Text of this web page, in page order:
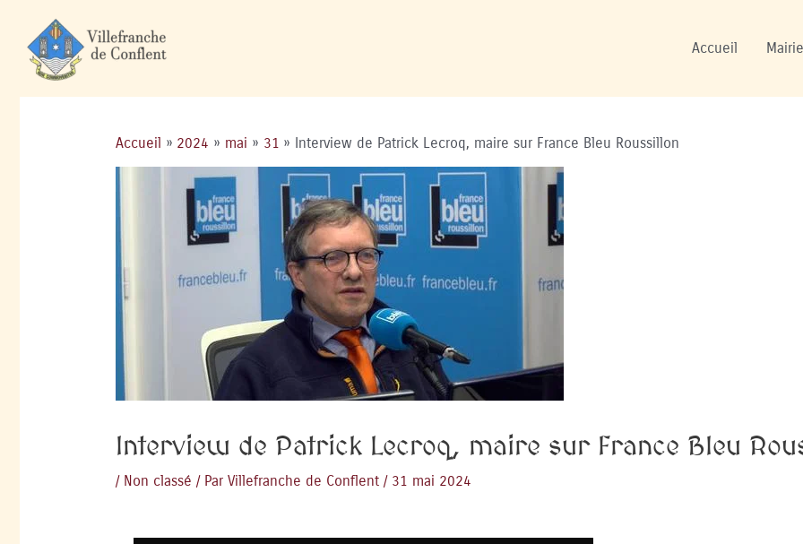
Accueil
Accueil 2024 mai 31 Interview de Patrick Lecroq, maire sur France Bleu Roussillon
Interview de Patrick Lecroq, maire sur France Bleu
/ Non classé / Par Villefranche de Conflent / 31 mai 2024